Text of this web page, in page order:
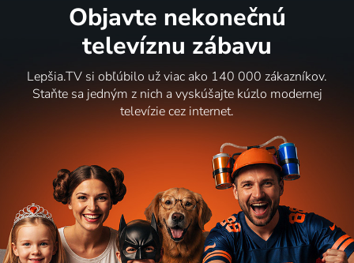
Objavte nekonečnú
televíznu zábavu
Lepšia.TV si obľúbilo už viac ako 140 000 zákazníkov.
Staňte sa jedným z nich a vyskúšajte kúzlo modernej
televízie cez internet.